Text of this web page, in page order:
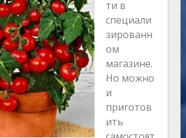
ти в
специали
зированн
ом
магазине.
Но можно
и
приготов
ить